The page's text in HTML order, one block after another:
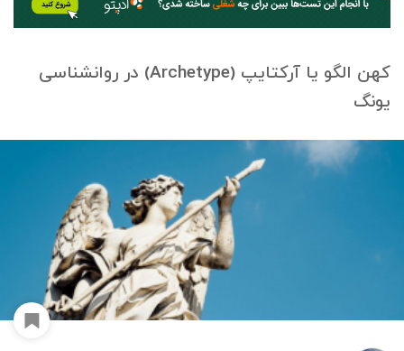
کهن الگو یا آرکتایپ (Archetype) در روانشناسی
یونگ